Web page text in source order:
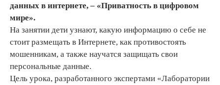
данных в интернете, – «Приватность в цифровом
мире».
На занятии дети узнают, какую информацию о себе не
стоит размещать в Интернете, как противостоять
мошенникам, а также научатся защищать свои
персональные данные.
Цель урока, разработанного экспертами «Лаборатории